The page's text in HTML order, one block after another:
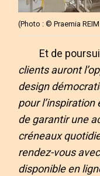
(Photo : © Praemia
Et de
clients auront
design
pour l’inspiration
de garantir une
créneaux
rendez-vous
disponible en